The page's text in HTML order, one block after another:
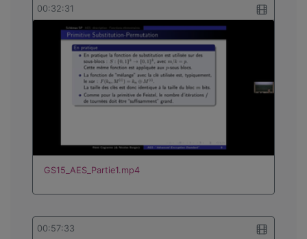
00:32:31
GS15_AES_Partie1.mp4
00:57:33